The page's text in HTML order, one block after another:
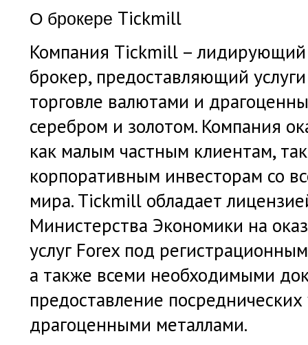
О брокере Tickmill
Компания Tickmill – лидирующий
брокер, предоставляющий
торговле валютами и
серебром и золотом. Компания
как малым частным клиентам,
корпоративным инвесторам со
мира.Tickmill обладает
Министерства Экономики на
услуг Forex под
а также всеми необходимыми
предоставление посреднических
драгоценными металлами.